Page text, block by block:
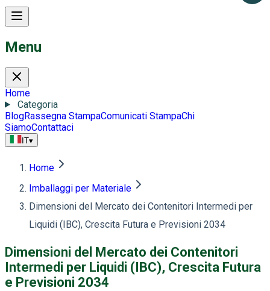
Menu
Home
Categoria
BlogRassegna StampaComunicati StampaChi
SiamoContattaci
IT▾
Home
Imballaggi per Materiale
Dimensioni del Mercato dei Contenitori Intermedi per
Liquidi (IBC), Crescita Futura e Previsioni 2034
Dimensioni del Mercato dei Contenitori
Intermedi per Liquidi (IBC), Crescita Futura
e Previsioni 2034